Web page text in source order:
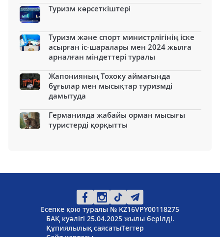
Туризм көрсеткіштері
Туризм және спорт министрлігінің іске
асырған іс-шаралары мен 2024 жылға
арналған міндеттері туралы
Жапонияның Тохоку аймағында
бұғылар мен мысықтар туризмді
дамытуда
Германияда жабайы орман мысығы
туристерді қорқытты
Есепке қою туралы № KZ16VPY00118275
БАҚ куәлігі 25.04.2025 жылы берілді.
Құпиялылық саясатыТегтер